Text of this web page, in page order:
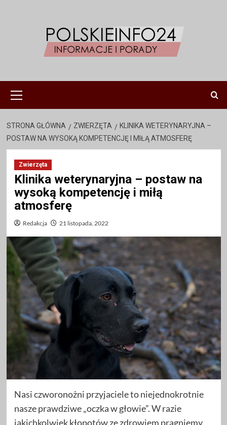
główne
STRONA GŁÓWNA ZWIERZĘTA
KLINIKA WETERYNARYJNA –
POSTAW NA WYSOKĄ KOMPETENCJĘ I MIŁĄ ATMOSFERĘ
Zwierzęta
Klinika weterynaryjna – postaw na
wysoką kompetencję i miłą
atmosferę
Redakcja 21 listopada, 2022
Nasi czworonożni przyjaciele to niejednokrotnie
nasze prawdziwe „oczka w głowie”. W razie
jakichkolwiek kłopotów ze zdrowiem pragniemy